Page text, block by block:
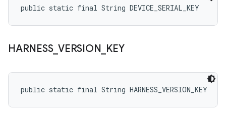
public static final String DEVICE_SERIAL_KEY
HARNESS_ VERSION KEY
public static final String HARNESS_VERSION_KEY